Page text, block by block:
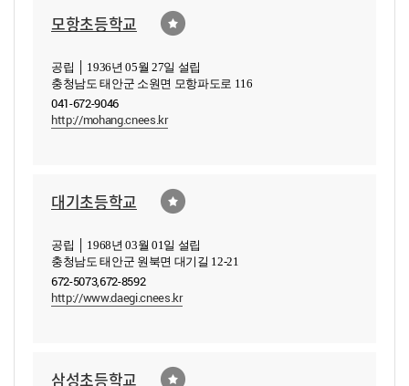
모항초등학교
공립 │ 1936년 05월 27일 설립
충청남도 태안군 소원면 모항파도로 116
041-672-9046
http://mohang.cnees.kr
대기초등학교
공립 │ 1968년 03월 01일 설립
충청남도 태안군 원북면 대기길 12-21
672-5073,672-8592
http://www.daegi.cnees.kr
삼성초등학교